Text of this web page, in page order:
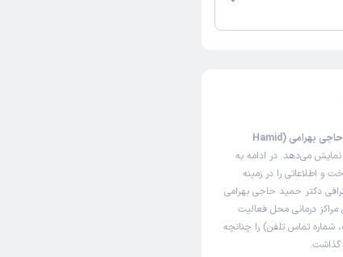
این صفحه مثل سایت نوبت‌دهی اینترنتی دکتر حمید حاجی بهرامی (Hamid
می‌دهد. در ادامه به
و اطلاعاتی را در زمینه
دکتر حمید حاجی بهرامی
مراکز درمانی محل فعالیت
تماس تلفن) را چنانچه
گذاشت.